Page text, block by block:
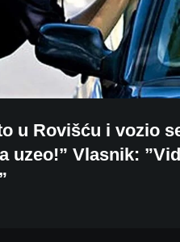
u Rovišću i vozio
uzeo!” Vlasnik: